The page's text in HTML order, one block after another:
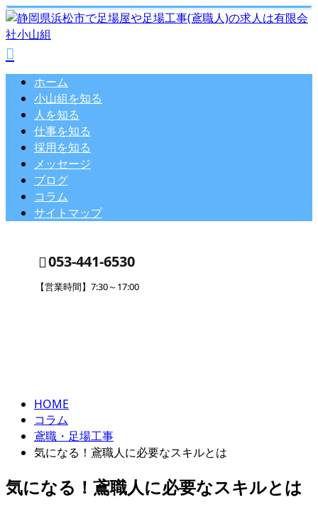
ホーム
小山組を知る
人を知る
仕事を知る
採用を知る
メッセージ
ブログ
コラム
サイトマップ
053-441-6530
【営業時間】7:30～17:00
HOME
コラム
鳶職・足場工事
気になる！鳶職人に必要なスキルとは
気になる！鳶職人に必要なスキルとは